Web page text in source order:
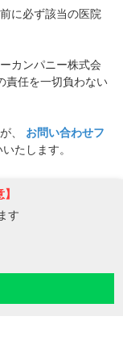
に必ず該当の医院
カンパニー株式会
責任を一切負わない
、 お問い合わせフ
たします。
>
す